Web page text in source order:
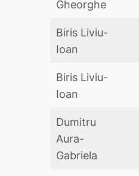
Gheorghe
Biris Liviu-
Ioan
Biris Liviu-
Ioan
Dumitru
Aura-
Gabriela